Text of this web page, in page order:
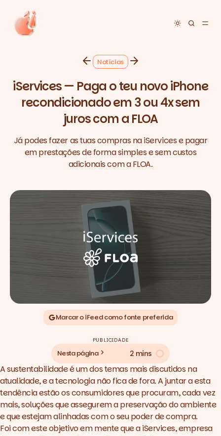
Toggle
Notícias
iServices — Paga o teu novo iPhone
recondicionado em 3 ou 4x sem
juros com a FLOA
Já podes fazer as tuas compras na iServices e pagar
em prestações de forma simples e sem custos
adicionais com a FLOA.
Marcar o iFeed como fonte preferida
PUBLICIDADE
Nesta página 2 mins
A sustentabilidade é um dos temas mais discutidos na
atualidade, e a tecnologia não fica de fora. A juntar a esta
tendência estão os consumidores que procuram, cada vez
mais, soluções que assegurem a preservação do ambiente
e que estejam alinhadas com o seu poder de compra.
Foi com este objetivo em mente que a iServices, empresa